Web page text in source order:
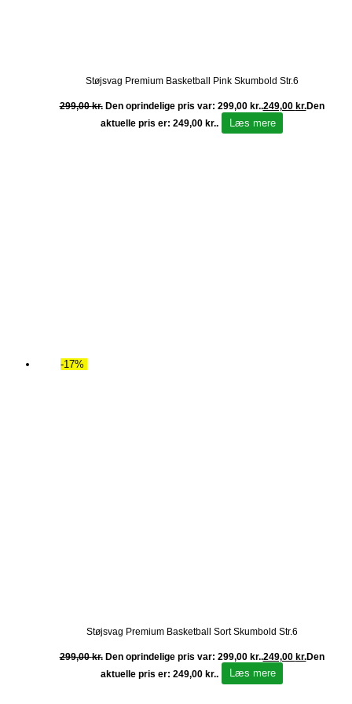
Støjsvag Premium Basketball Pink Skumbold Str.6
299,00kr. Den oprindelige pris var: 299,00 kr..249,00 kr.Den
aktuelle pris er: 249,00 kr..
Læs mere
-17%
Støjsvag Premium Basketball Sort Skumbold Str.6
299,00kr. Den oprindelige pris var: 299,00 kr..249,00 kr.Den
aktuelle pris er: 249,00 kr..
Læs mere